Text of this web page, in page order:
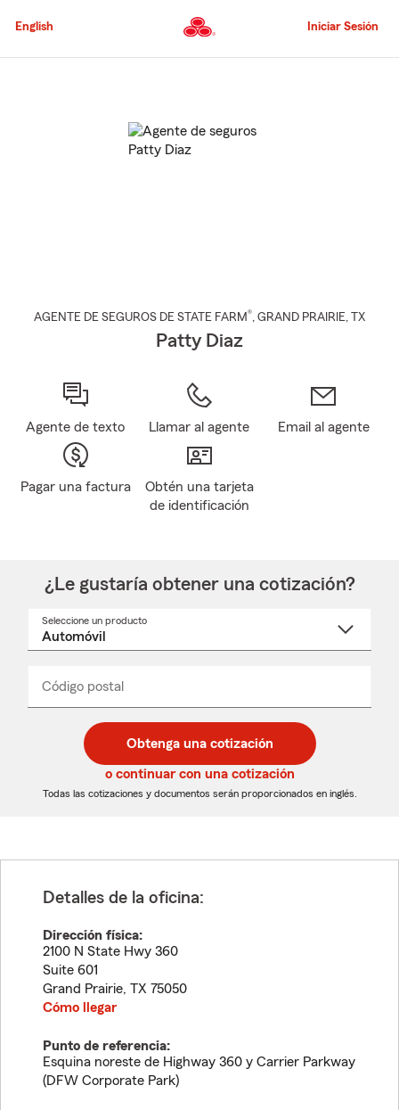
al
principal
English Iniciar Sesión
AGENTE DE SEGUROS DE STATE FARM®, GRAND PRAIRIE, TX
Patty Diaz
Agente de texto Llamar al agente Email al agente
Pagar una factura
Obtén una tarjeta
de identificación
¿Le gustaría obtener una cotización?
Seleccione un producto
desplegable
Código postal
de
5
dígitos
de
5
dígitos
_____
Obtenga una cotización
o continuar con una cotización
Todas las cotizaciones y documentos serán proporcionados en inglés.
Detalles de la oficina:
Dirección física:
2100 N State Hwy 360
Suite 601
Grand Prairie, TX 75050
Cómo llegar
Punto de referencia:
Esquina noreste de Highway 360 y Carrier Parkway
(DFW Corporate Park)